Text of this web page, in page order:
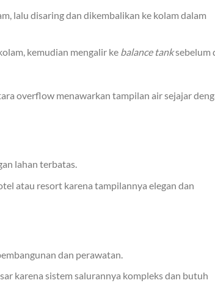
lalu disaring dan dikembalikan ke kolam dalam
kemudian mengalir ke balance tanksebelum
overflow menawarkan tampilan air sejajar
lahan terbatas.
atau resort karena tampilannya elegan dan
dan perawatan.
karena sistem salurannya kompleks dan butuh